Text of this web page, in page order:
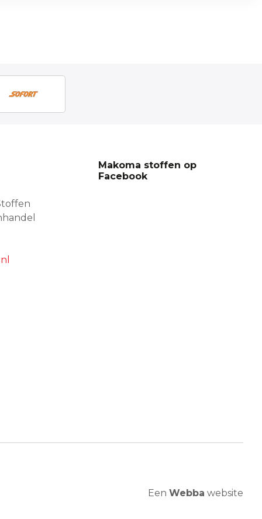
Makoma stoffen op
Facebook
Een Webba website